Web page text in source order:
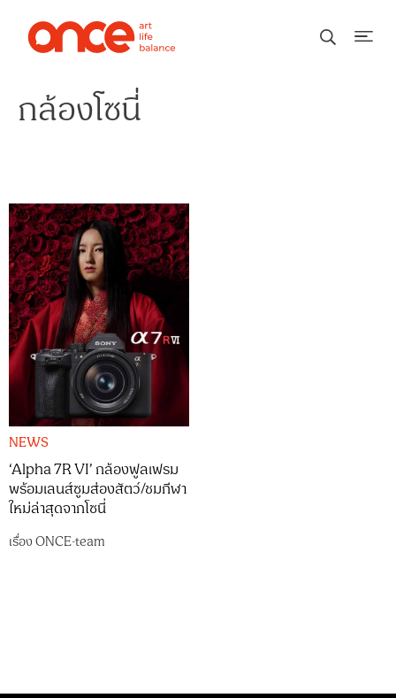
กล้องโซนี่
NEWS
‘Alpha 7R VI’ กล้องฟูลเฟรม
พร้อมเลนส์ซูมส่องสัตว์/ชมกีฬา
ใหม่ล่าสุดจากโซนี่
เรื่องONCE-team